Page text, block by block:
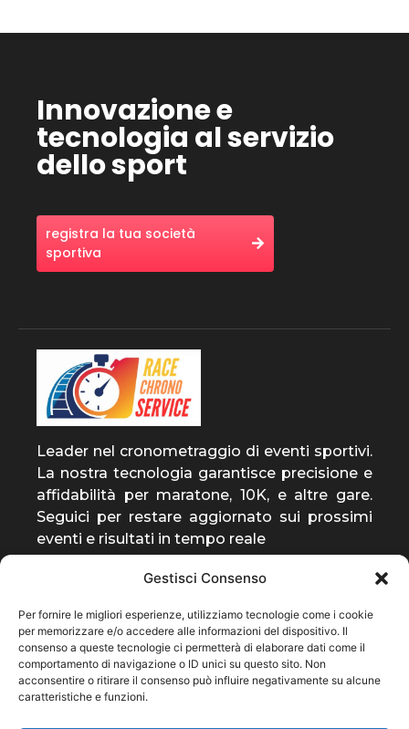
Gestisci Consenso
Per fornire le migliori esperienze, utilizziamo tecnologie come i cookie
per memorizzare e/o accedere alle informazioni del dispositivo. Il
consenso a queste tecnologie ci permetterà di elaborare dati come il
comportamento di navigazione o ID unici su questo sito. Non
acconsentire o ritirare il consenso può influire negativamente su alcune
caratteristiche e funzioni.
Innovazione e
tecnologia al servizio
dello sport
registra la tua società
sportiva
Leader nel cronometraggio di eventi sportivi.
La nostra tecnologia garantisce precisione e
affidabilità per maratone, 10K, e altre gare.
Seguici per restare aggiornato sui prossimi
eventi e risultati in tempo reale
entra a far parte della
community
ti invieremo solo notizie rilevanti sulla nostra
attività